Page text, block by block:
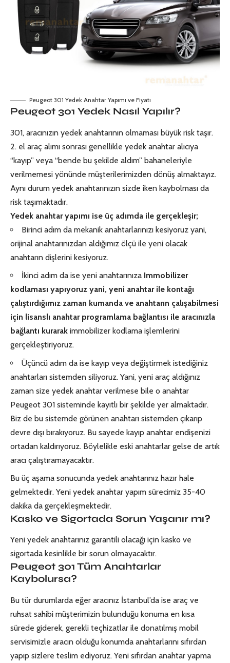
Peugeot 301 Yedek Anahtar Yapımı ve Fiyatı
Peugeot 301 Yedek Nasıl Yapılır?
301, aracınızın yedek anahtarının olmaması büyük risk taşır.
2. el araç alımı sonrası genellikle yedek anahtar alıcıya
“kayıp” veya “bende bu şekilde aldım” bahaneleriyle
verilmemesi yönünde müşterilerimizden dönüş almaktayız.
Aynı durum yedek anahtarınızın sizde iken kaybolması da
risk taşımaktadır.
Yedek anahtar yapımı ise üç adımda ile gerçekleşir;
Birinci adım da mekanik anahtarlarınızı kesiyoruz yani,
orijinal anahtarınızdan aldığımız ölçü ile yeni olacak
anahtarın dişlerini kesiyoruz.
İkinci adım da ise yeni anahtarınıza Immobilizer
kodlaması yapıyoruz yani, yeni anahtar ile kontağı
çalıştırdığımız zaman kumanda ve anahtarın çalışabilmesi
için lisanslı anahtar programlama bağlantısı ile aracınızla
bağlantı kurarak immobilizer kodlama işlemlerini
gerçekleştiriyoruz.
Üçüncü adım da ise kayıp veya değiştirmek istediğiniz
anahtarları sistemden siliyoruz. Yani, yeni araç aldığınız
zaman size yedek anahtar verilmese bile o anahtar
Peugeot 301 sisteminde kayıtlı bir şekilde yer almaktadır.
Biz de bu sistemde görünen anahtarı sistemden çıkarıp
devre dışı bırakıyoruz. Bu sayede kayıp anahtar endişenizi
ortadan kaldırıyoruz. Böylelikle eski anahtarlar gelse de artık
aracı çalıştıramayacaktır.
Bu üç aşama sonucunda yedek anahtarınız hazır hale
gelmektedir. Yeni yedek anahtar yapım sürecimiz 35-40
dakika da gerçekleşmektedir.
Kasko ve Sigortada Sorun Yaşanır mı?
Yeni yedek anahtarınız garantili olacağı için kasko ve
sigortada kesinlikle bir sorun olmayacaktır.
Peugeot 301 Tüm Anahtarlar
Kaybolursa?
Bu tür durumlarda eğer aracınız İstanbul’da ise araç ve
ruhsat sahibi müşterimizin bulunduğu konuma en kısa
sürede giderek, gerekli teçhizatlar ile donatılmış mobil
servisimizle aracın olduğu konumda anahtarlarını sıfırdan
yapıp sizlere teslim ediyoruz. Yeni sıfırdan anahtar yapma